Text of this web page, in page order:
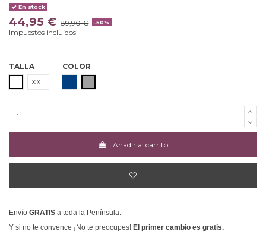
En stock
44,95 € 89,90 € -50%
Impuestos incluidos
TALLA
L
XXL
COLOR
Añadir al carrito
Envío GRATIS a toda la Península.
Y si no te convence ¡No te preocupes! El primer cambio es gratis.